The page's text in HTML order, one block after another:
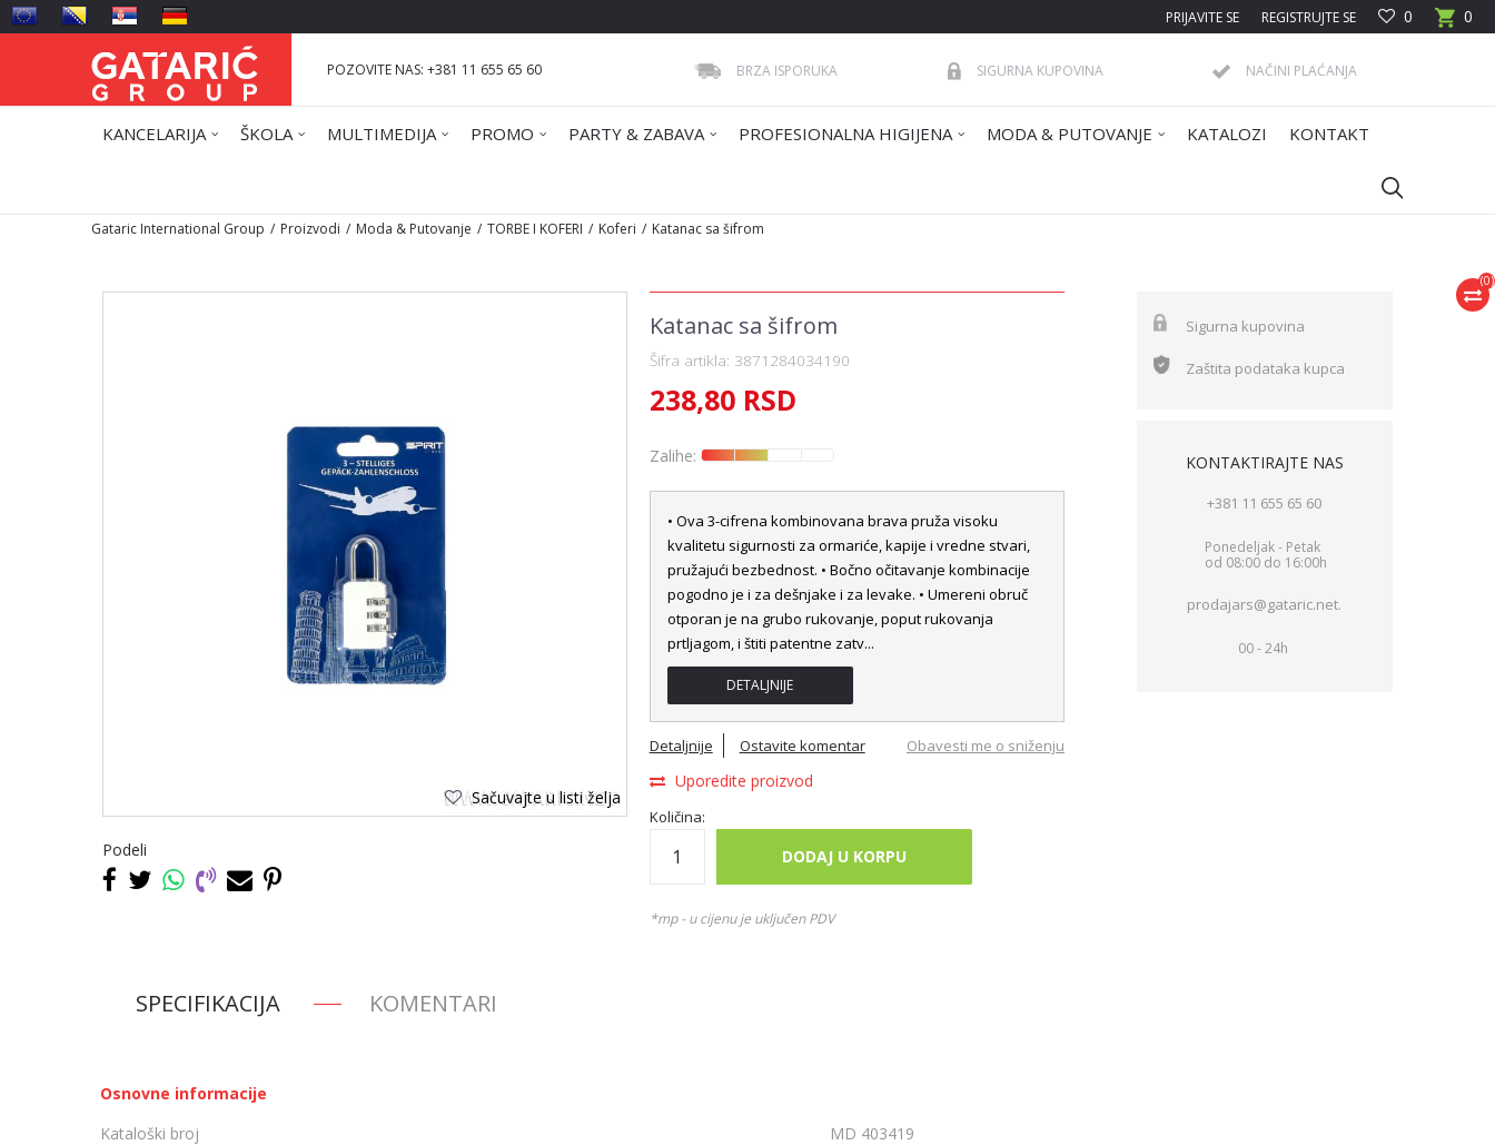
0
0
PRIJAVITE SE REGISTRUJTE SE
POZOVITE NAS: +381 11 655 65 60 BRZA ISPORUKA SIGURNA KUPOVINA NAČINI PLAĆANJA
KANCELARIJA ŠKOLA MULTIMEDIJA PROMO PARTY & ZABAVA PROFESIONALNA HIGIJENA MODA & PUTOVANJE KATALOZI KONTAKT
(0)
Gataric International Group Proizvodi Moda & Putovanje TORBE I KOFERI Koferi Katanac sa šifrom
Sačuvajte u listi želja
Podeli
Katanac sa šifrom
Šifra artikla: 3871284034190
238,80 RSD
Zalihe:
• Ova 3-cifrena kombinovana brava pruža visoku
kvalitetu sigurnosti za ormariće, kapije i vredne stvari,
pružajući bezbednost. • Bočno očitavanje kombinacije
pogodno je i za dešnjake i za levake. • Umereni obruč
otporan je na grubo rukovanje, poput rukovanja
prtljagom, i štiti patentne zatv...
DETALJNIJE
Detaljnije Ostavite komentar
Uporedite proizvod
Obavesti me o sniženju
Količina:
DODAJ U KORPU
*mp - u cijenu je uključen PDV
Sigurna kupovina
Zaštita podataka kupca
KONTAKTIRAJTE NAS
+381 11 655 65 60
Ponedeljak - Petak
od 08:00 do 16:00h
prodajars@gataric.net.
00 - 24h
SPECIFIKACIJA KOMENTARI
Osnovne informacije
Kataloški broj
MD 403419